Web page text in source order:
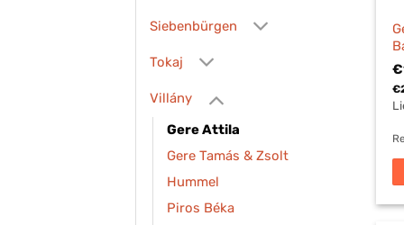
Siebenbürgen
Tokaj
Villány
Gere Attila
Gere Tamás & Zsolt
Hummel
Piros Béka
€
€